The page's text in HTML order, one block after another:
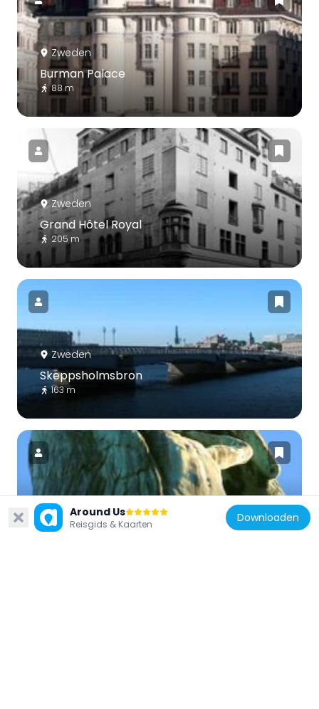
Zweden
Burman Palace
88 m
Zweden
Grand Hôtel Royal
205 m
Zweden
Skeppsholmsbron
163 m
Zweden
Wings
Around Us
Reisgids & Kaarten Downloaden